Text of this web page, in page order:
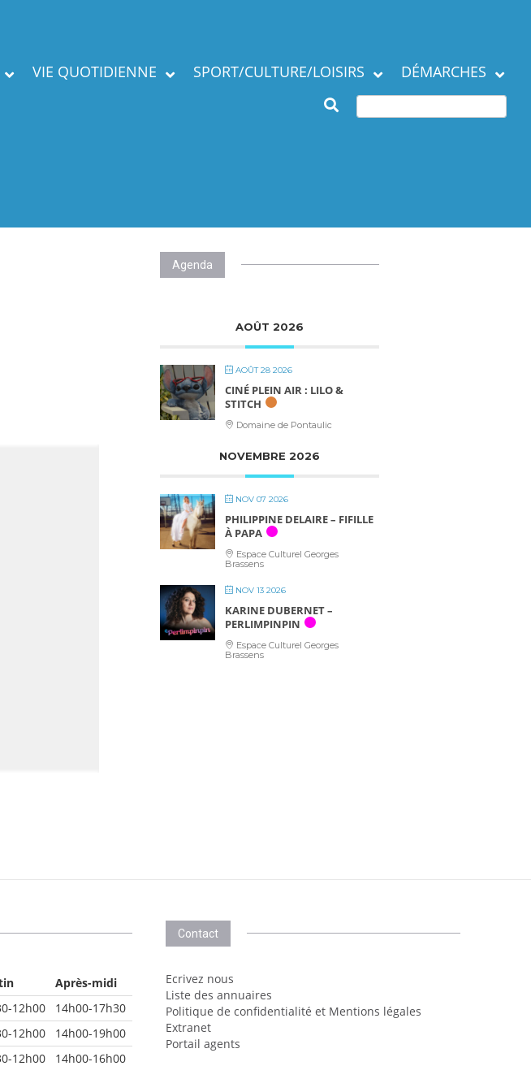
VIE QUOTIDIENNE SPORT/CULTURE/LOISIRS
associations
DÉMARCHES
Agenda
AOÛT 2026
AOÛT 28 2026
CINÉ PLEIN AIR : LILO &
STITCH
Domaine de Pontaulic
NOVEMBRE 2026
NOV 07 2026
PHILIPPINE DELAIRE – FIFILLE
À PAPA
Espace Culturel Georges
Brassens
NOV 13 2026
KARINE DUBERNET –
PERLIMPINPIN
Espace Culturel Georges
Brassens
Après-midi
12h00
14h00-17h30
12h00
14h00-19h00
12h00 14h00-16h00
Contact
Ecrivez nous
Liste des annuaires
Politique de confidentialité et Mentions légales
Extranet
Portail agents